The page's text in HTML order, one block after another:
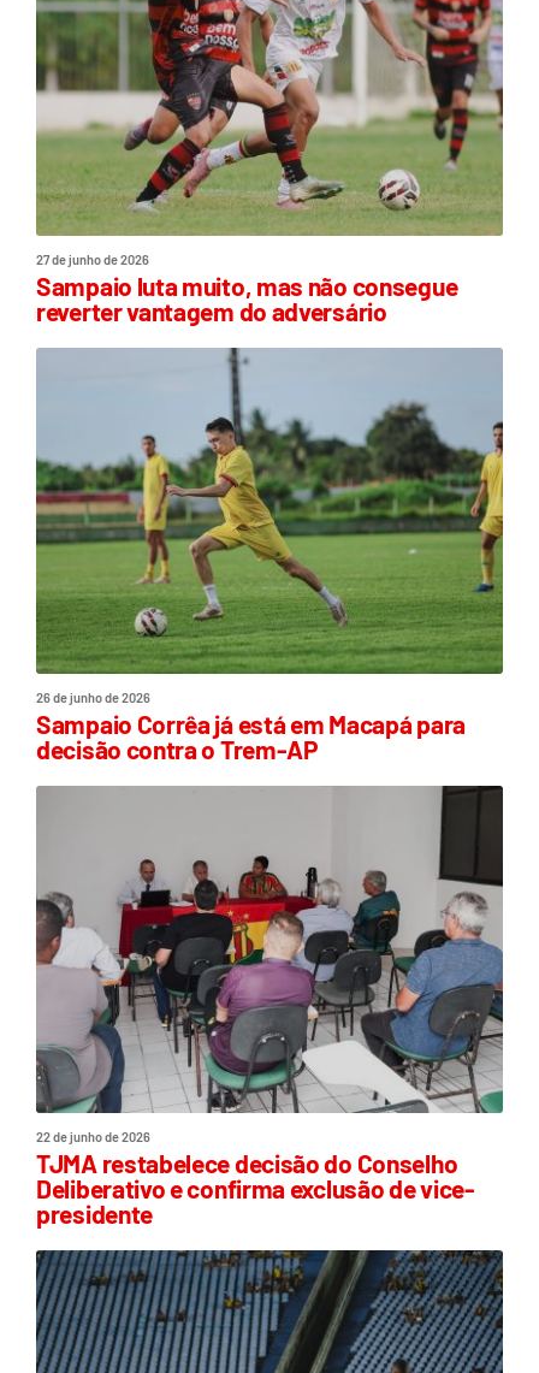
27 de junho de 2026
Sampaio luta muito, mas não consegue
reverter vantagem do adversário
26 de junho de 2026
Sampaio Corrêa já está em Macapá para
decisão contra o Trem-AP
22 de junho de 2026
TJMA restabelece decisão do Conselho
Deliberativo e confirma exclusão de vice-
presidente